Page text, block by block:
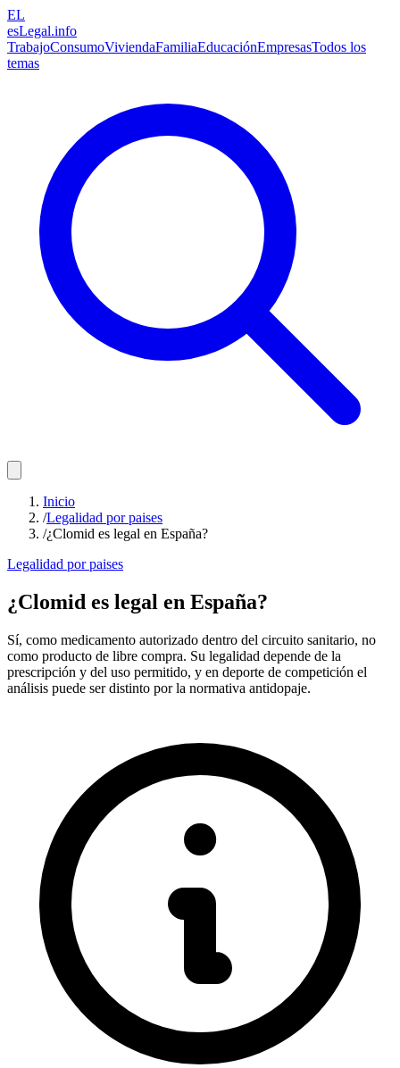
EL
esLegal.info
TrabajoConsumoViviendaFamiliaEducaciónEmpresasTodos los
temas
Inicio
/Legalidad por paises
/¿Clomid es legal en España?
Legalidad por paises
¿Clomid es legal en España?
Sí, como medicamento autorizado dentro del circuito sanitario, no
como producto de libre compra. Su legalidad depende de la
prescripción y del uso permitido, y en deporte de competición el
análisis puede ser distinto por la normativa antidopaje.